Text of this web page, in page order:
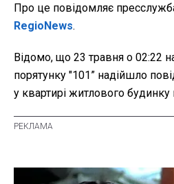
Про це повідомляє
RegioNews.
Відомо, що 23 травня о 02:22
порятунку "101” надійшло
у квартирі житлового будинку